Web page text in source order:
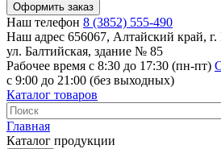
Оформить заказ
Наш телефон 8 (3852) 555-490
Наш адрес 656067, Алтайский край, г.
ул. Балтийская, здание № 85
Рабочее время с 8:30 до 17:30 (пн-пт)
с 9:00 до 21:00 (без выходных)
Каталог товаров
Главная
Каталог продукции